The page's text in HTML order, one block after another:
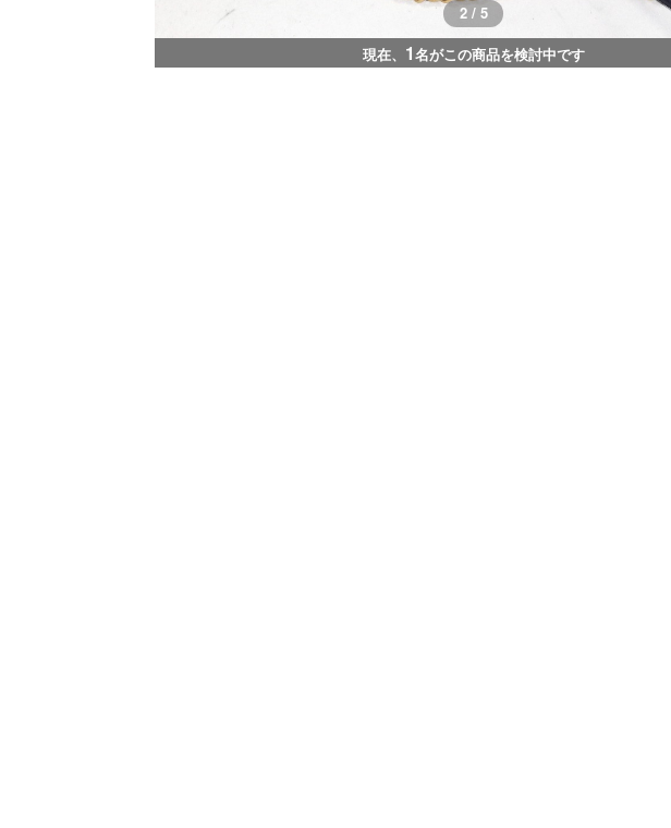
2 / 5
現在、 1名がこの商品を検討中です